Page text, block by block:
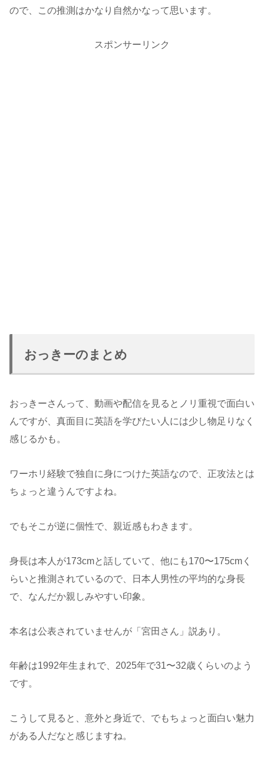
ので、この推測はかなり自然かなって思います。
スポンサーリンク
おっきーのまとめ
おっきーさんって、動画や配信を見るとノリ重視で面白い
んですが、真面目に英語を学びたい人には少し物足りなく
感じるかも。
ワーホリ経験で独自に身につけた英語なので、正攻法とは
ちょっと違うんですよね。
でもそこが逆に個性で、親近感もわきます。
身長は本人が173cmと話していて、他にも170〜175cmく
らいと推測されているので、日本人男性の平均的な身長
で、なんだか親しみやすい印象。
本名は公表されていませんが「宮田さん」説あり。
年齢は1992年生まれで、2025年で31〜32歳くらいのよう
です。
こうして見ると、意外と身近で、でもちょっと面白い魅力
がある人だなと感じますね。